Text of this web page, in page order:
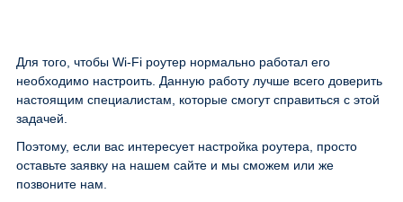
Для того, чтобы Wi-Fi роутер нормально работал его
необходимо настроить. Данную работу лучше всего доверить
настоящим специалистам, которые смогут справиться с этой
задачей.
Поэтому, если вас интересует настройка роутера, просто
оставьте заявку на нашем сайте и мы сможем или же
позвоните нам.